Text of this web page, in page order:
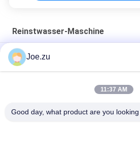
Reinstwasser-Maschine
2000L/h Ultrareine Wassermaschine
EDI-Reinigungssystem für die
Industriewasserfiltermaschine 1500l/
Joe.zu
11:37 AM
Good day, what product are you